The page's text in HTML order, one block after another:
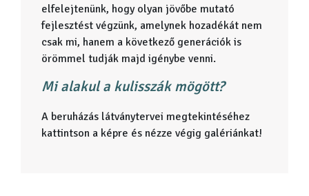
elfelejtenünk, hogy olyan jövőbe mutató
fejlesztést végzünk, amelynek hozadékát nem
csak mi, hanem a következő generációk is
örömmel tudják majd igénybe venni.
Mi alakul a kulisszák mögött?
A beruházás látványtervei megtekintéséhez
kattintson a képre és nézze végig galériánkat!